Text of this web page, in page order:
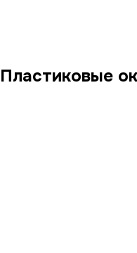
Пластиковые